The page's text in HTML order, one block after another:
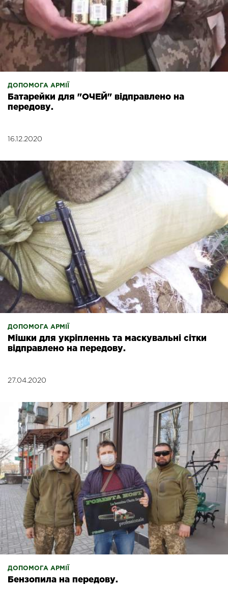
ДОПОМОГА АРМІЇ
Батарейки для "ОЧЕЙ" відправлено на
передову.
16.12.2020
ДОПОМОГА АРМІЇ
Мішки для укріпленнь та маскувальні сітки
відправлено на передову.
27.04.2020
ДОПОМОГА АРМІЇ
Бензопила на передову.